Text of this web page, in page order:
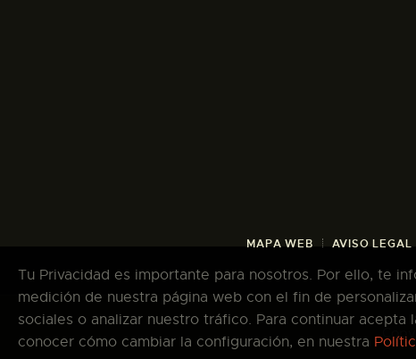
MAPA WEB AVISO LEGAL
Tu Privacidad es importante para nosotros. Por ello, te
medición de nuestra página web con el fin de
sociales o analizar nuestro tráfico. Para continuar
conocer cómo cambiar la configuración, en nuestra